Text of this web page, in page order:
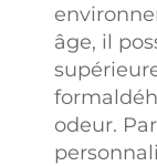
âge, il
odeur.